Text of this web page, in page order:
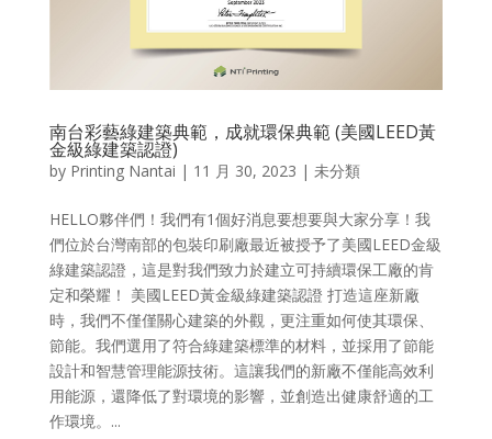
南台彩藝綠建築典範，成就環保典範 (美國LEED黃
金級綠建築認證)
by Printing Nantai | 11 月 30, 2023 | 未分類
HELLO夥伴們！我們有1個好消息要想要與大家分享！我
們位於台灣南部的包裝印刷廠最近被授予了美國LEED金級
綠建築認證，這是對我們致力於建立可持續環保工廠的肯
定和榮耀！ 美國LEED黃金級綠建築認證 打造這座新廠
時，我們不僅僅關心建築的外觀，更注重如何使其環保、
節能。我們選用了符合綠建築標準的材料，並採用了節能
設計和智慧管理能源技術。這讓我們的新廠不僅能高效利
用能源，還降低了對環境的影響，並創造出健康舒適的工
作環境。...